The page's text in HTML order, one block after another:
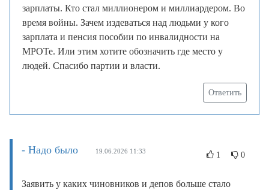
зарплаты. Кто стал миллионером и миллиардером. Во
время войны. Зачем издеваться над людьми у кого
зарплата и пенсия пособии по инвалидности на
МРОТе. Или этим хотите обозначить где место у
людей. Спасибо партии и власти.
Ответить
- Надо было 19.06.2026 11:33 1 0
Заявить у каких чиновников и депов больше стало